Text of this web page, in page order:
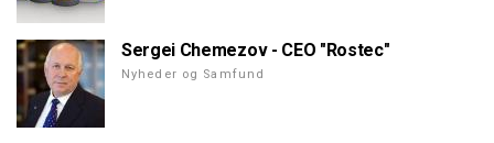
Sergei Chemezov - CEO "Rostec"
Nyheder og Samfund